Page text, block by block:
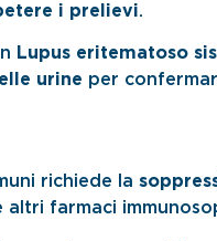
i prelievi.
Lupus eritematoso
urine per
richiede la
altri farmaci